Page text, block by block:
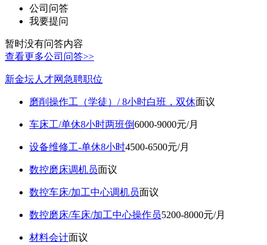
公司问答
我要提问
暂时没有问答内容
查看更多公司问答>>
新金坛人才网急聘职位
磨削操作工（学徒）/ 8小时白班，双休面议
车床工/单休8小时两班倒6000-9000元/月
设备维修工-单休8小时4500-6500元/月
数控磨床调机员面议
数控车床/加工中心调机员面议
数控磨床/车床/加工中心操作员5200-8000元/月
材料会计面议